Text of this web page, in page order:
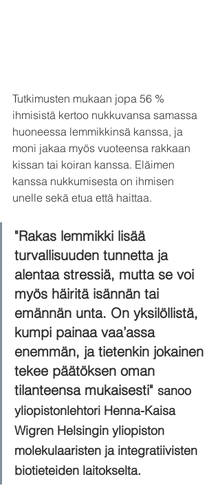
Tutkimusten mukaan jopa 56 %
ihmisistä kertoo nukkuvansa samassa
huoneessa lemmikkinsä kanssa, ja
moni jakaa myös vuoteensa rakkaan
kissan tai koiran kanssa. Eläimen
kanssa nukkumisesta on ihmisen
unelle sekä etua että haittaa.
"Rakas lemmikki lisää
turvallisuuden tunnetta ja
alentaa stressiä, mutta se voi
myös häiritä isännän tai
emännän unta. On yksilöllistä,
kumpi painaa vaa’assa
enemmän, ja tietenkin jokainen
tekee päätöksen oman
tilanteensa mukaisesti" sanoo
yliopistonlehtori Henna-Kaisa
Wigren Helsingin yliopiston
molekulaaristen ja integratiivisten
biotieteiden laitokselta.